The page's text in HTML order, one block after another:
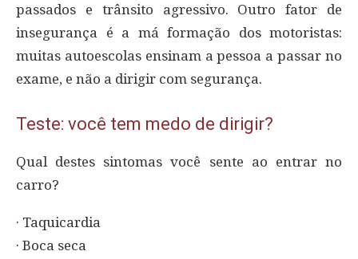
passados e trânsito agressivo. Outro fator de
insegurança é a má formação dos motoristas:
muitas autoescolas ensinam a pessoa a passar no
exame, e não a dirigir com segurança.
Teste: você tem medo de dirigir?
Qual destes sintomas você sente ao entrar no
carro?
· Taquicardia
· Boca seca